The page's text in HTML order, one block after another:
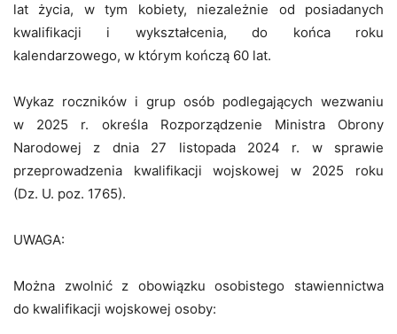
lat życia, w tym kobiety, niezależnie od posiadanych
kwalifikacji i wykształcenia, do końca roku
kalendarzowego, w którym kończą 60 lat.
Wykaz roczników i grup osób podlegających wezwaniu
w 2025 r. określa Rozporządzenie Ministra Obrony
Narodowej z dnia 27 listopada 2024 r. w sprawie
przeprowadzenia kwalifikacji wojskowej w 2025 roku
(Dz. U. poz. 1765).
UWAGA:
Można zwolnić z obowiązku osobistego stawiennictwa
do kwalifikacji wojskowej osoby: